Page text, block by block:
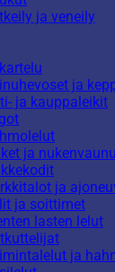
ja veneily
ja
ja kauppaleikit
ja
ja
ja soittimet
lasten lelut
ja